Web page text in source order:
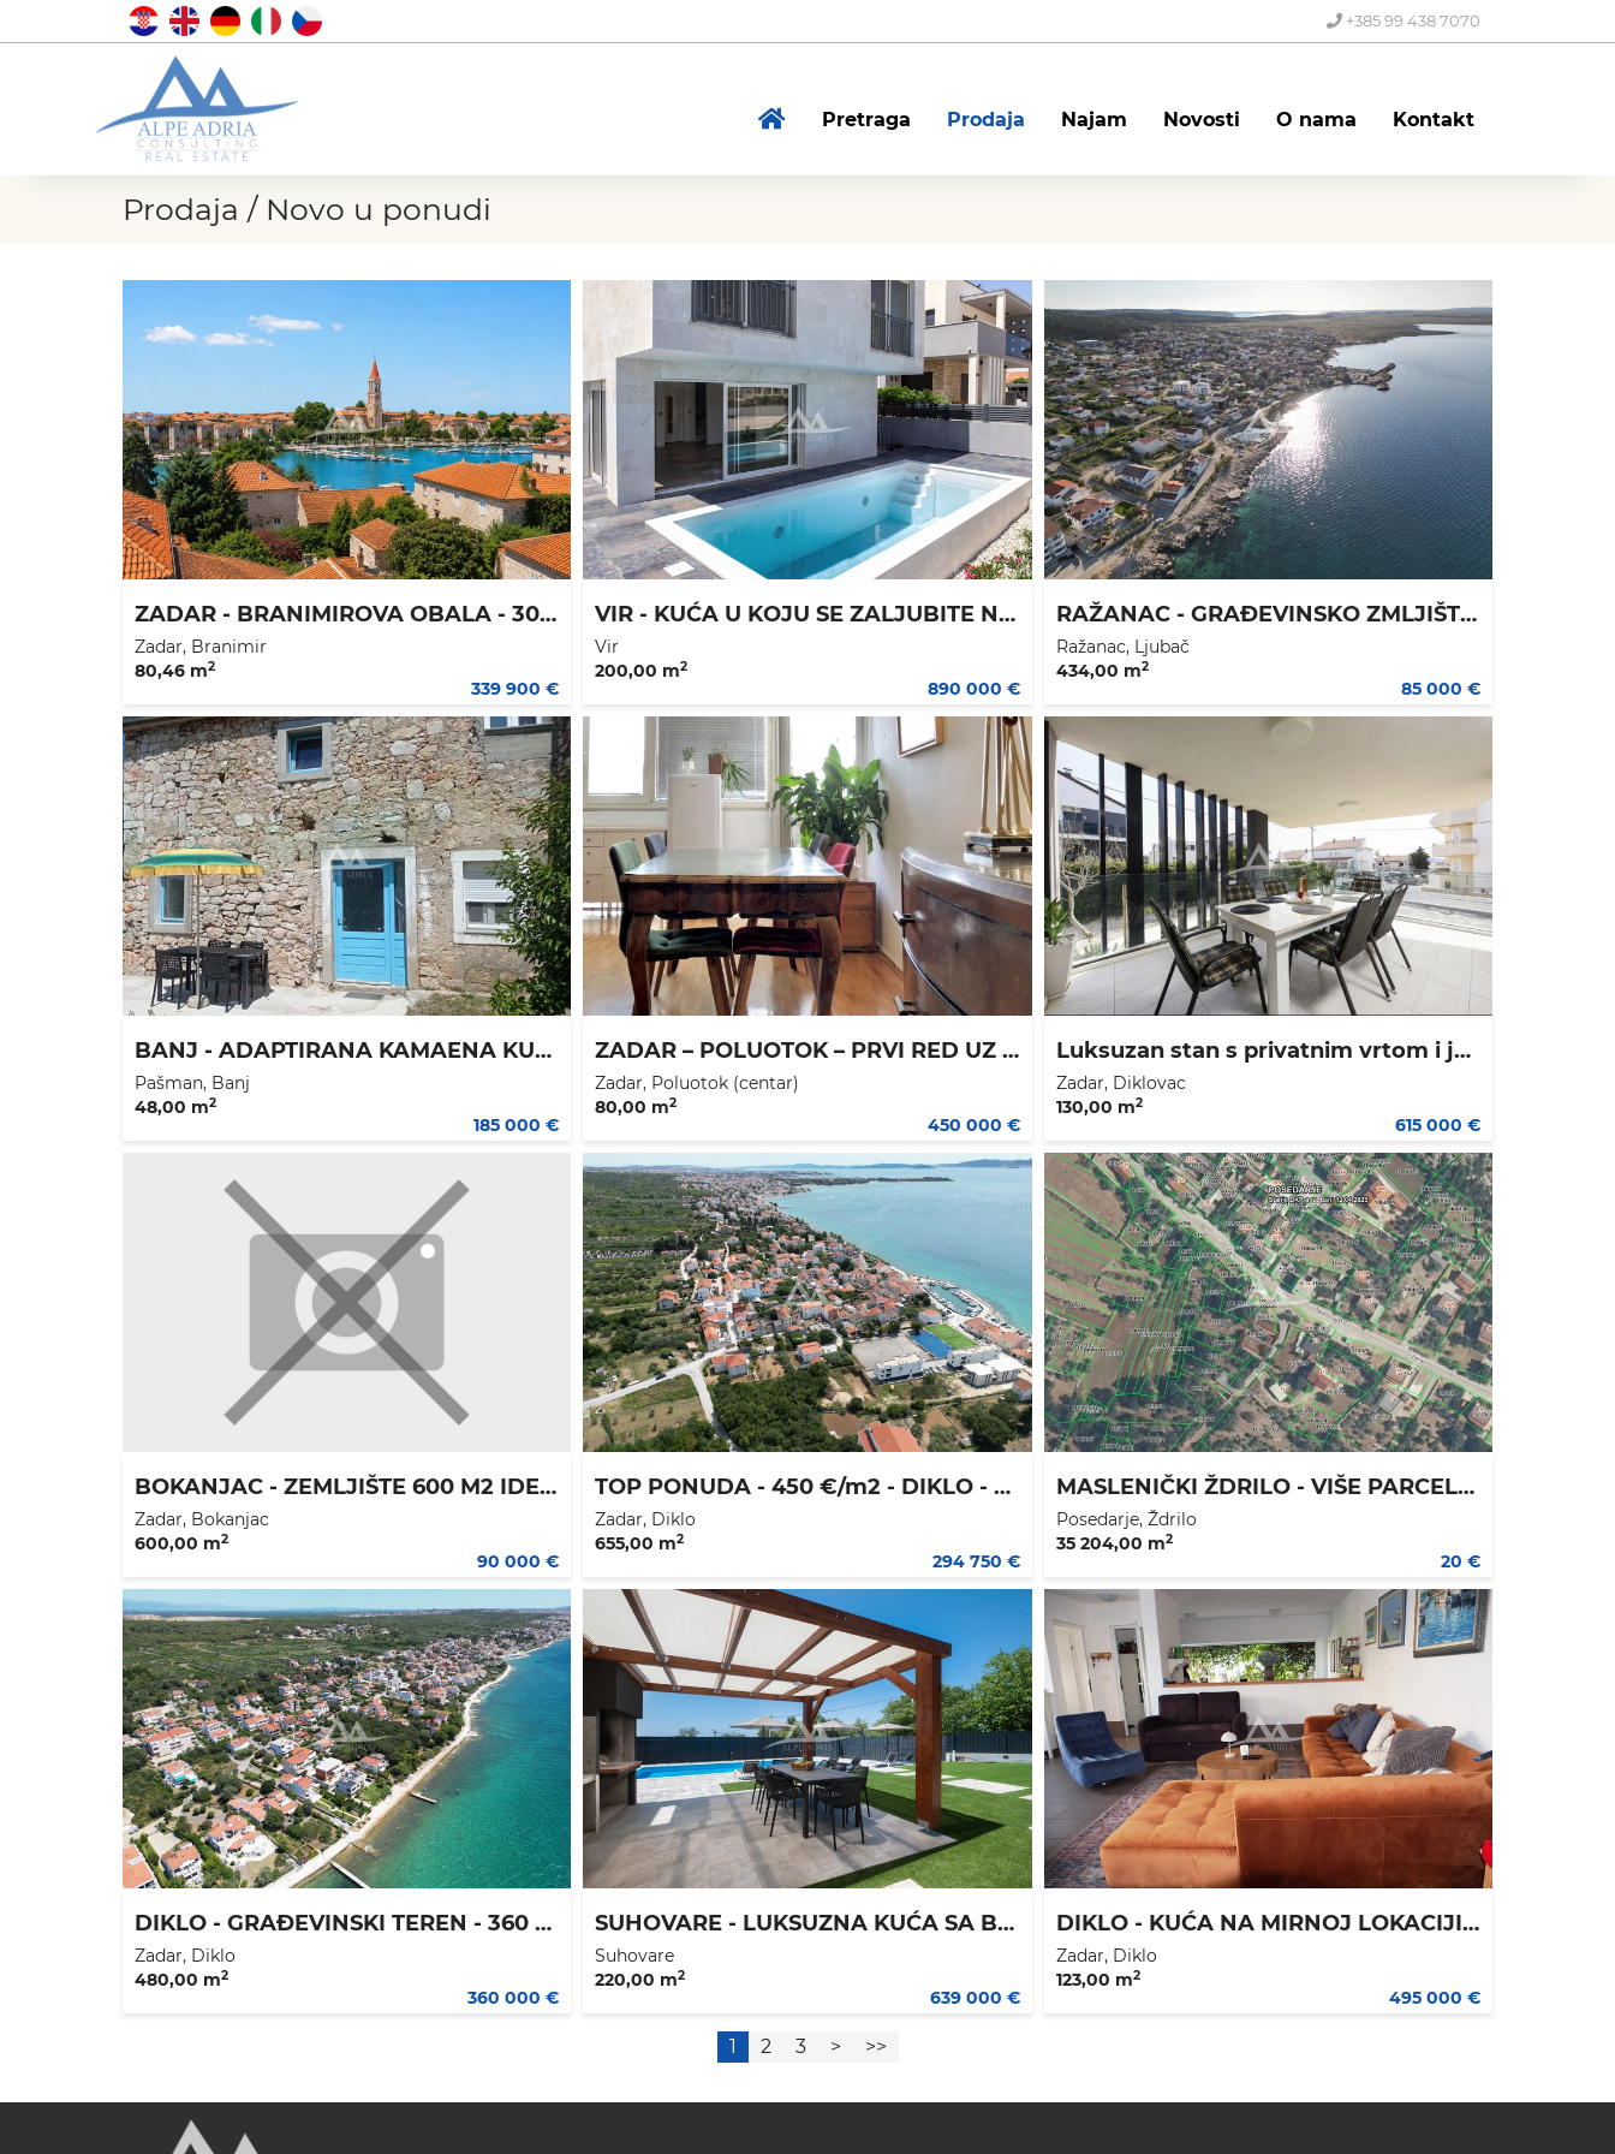
+385 99 438 7070
Pretraga Prodaja Najam Novosti O nama Kontakt
Prodaja / Novo u ponudi
ZADAR - BRANIMIROVA OBALA - 300.000 €
Zadar, Branimir
80,46 m2
339 900 €
VIR - KUĆA U KOJU SE ZALJUBITE NA PRVI POGLED - 890.000 €
Vir
200,00 m2
890 000 €
RAŽANAC - GRAĐEVINSKO ZMLJIŠTE 434 M2 - 109.000 €
Ražanac, Ljubač
434,00 m2
85 000 €
BANJ - ADAPTIRANA KAMAENA KUĆA 50 M2 PLUS RUŠEVINA 81 M2 - 1850.000 €
Pašman, Banj
48,00 m2
185 000 €
ZADAR – POLUOTOK – PRVI RED UZ MORE – EKSKLUZIVNA LOKACIJA
Zadar, Poluotok (centar)
80,00 m2
450 000 €
Luksuzan stan s privatnim vrtom i jacuzzijem – Diklovac, Zadar
Zadar, Diklovac
130,00 m2
615 000 €
BOKANJAC - ZEMLJIŠTE 600 M2 IDEALNO ZA OBITELJSKU KUĆU
Zadar, Bokanjac
600,00 m2
90 000 €
TOP PONUDA - 450 €/m2 - DIKLO - GRAĐEVINSKO ZEMLJIŠTE 655 M2 - PLUS 114 m2 - PLUS 84 m2 prilaz
Zadar, Diklo
655,00 m2
294 750 €
MASLENIČKI ŽDRILO - VIŠE PARCELA 25€/M2
Posedarje, Ždrilo
35 204,00 m2
20 €
DIKLO - GRAĐEVINSKI TEREN - 360 m2 - - KOMPENZACIJA ZA STAN
Zadar, Diklo
480,00 m2
360 000 €
SUHOVARE - LUKSUZNA KUĆA SA BAZENOM - IDELANA ZA NAJAM - EKSKLUZIVNO PRAVO POSREDOVANJA
Suhovare
220,00 m2
639 000 €
DIKLO - KUĆA NA MIRNOJ LOKACIJI - IDEALNA ZA ŽIVOT I NAJAM - 550.000 €
Zadar, Diklo
123,00 m2
495 000 €
1 2 3 > >>